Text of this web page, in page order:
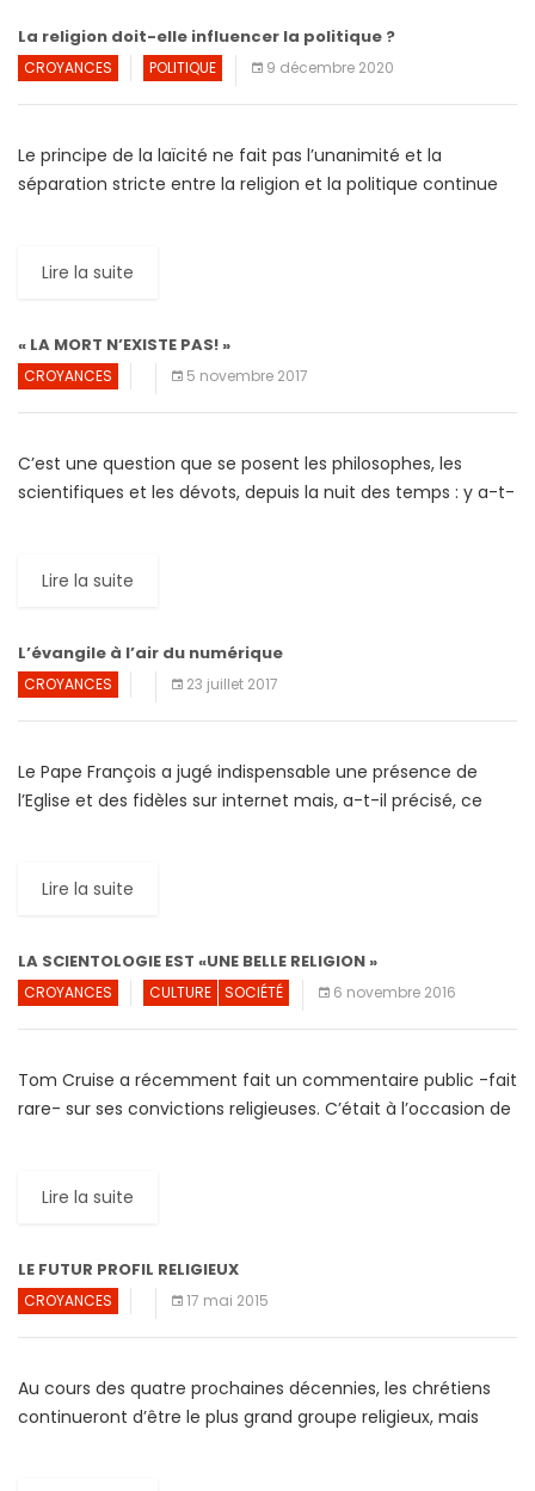
La religion doit-elle influencer la politique ?
CROYANCES POLITIQUE 9 décembre 2020
Le principe de la laïcité ne fait pas l’unanimité et la
séparation stricte entre la religion et la politique continue
Lire la suite
« LA MORT N’EXISTE PAS! »
CROYANCES 5 novembre 2017
C’est une question que se posent les philosophes, les
scientifiques et les dévots, depuis la nuit des temps : y a-t-
Lire la suite
L’évangile à l’air du numérique
CROYANCES 23 juillet 2017
Le Pape François a jugé indispensable une présence de
l’Eglise et des fidèles sur internet mais, a-t-il précisé, ce
Lire la suite
LA SCIENTOLOGIE EST «UNE BELLE RELIGION »
CROYANCES CULTURE SOCIÉTÉ 6 novembre 2016
Tom Cruise a récemment fait un commentaire public -fait
rare- sur ses convictions religieuses. C’était à l’occasion de
Lire la suite
LE FUTUR PROFIL RELIGIEUX
CROYANCES 17 mai 2015
Au cours des quatre prochaines décennies, les chrétiens
continueront d’être le plus grand groupe religieux, mais